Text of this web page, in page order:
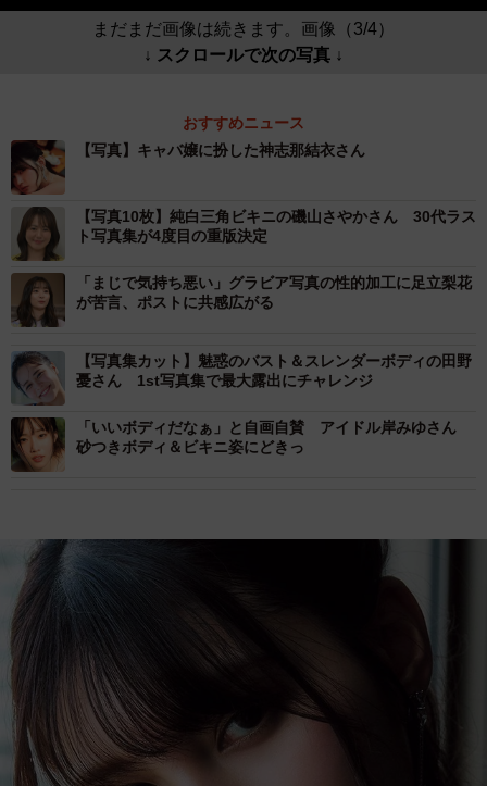
まだまだ画像は続きます。画像（3/4）
↓ スクロールで次の写真 ↓
おすすめニュース
【写真】キャバ嬢に扮した神志那結衣さん
【写真10枚】純白三角ビキニの磯山さやかさん 30代ラス
ト写真集が4度目の重版決定
「まじで気持ち悪い」グラビア写真の性的加工に足立梨花
が苦言、ポストに共感広がる
【写真集カット】魅惑のバスト＆スレンダーボディの田野
憂さん 1st写真集で最大露出にチャレンジ
「いいボディだなぁ」と自画自賛 アイドル岸みゆさん
砂つきボディ＆ビキニ姿にどきっ